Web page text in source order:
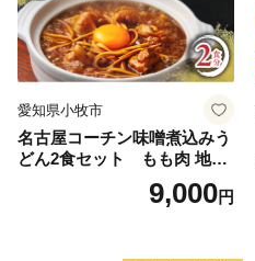
愛知県小牧市
名古屋コーチン味噌煮込みう
どん2食セット もも肉 地鶏
9,000円